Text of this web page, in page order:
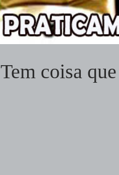
Tem coisa